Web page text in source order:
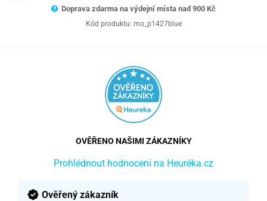
Doprava zdarma na výdejní místa nad 900 Kč
Kód produktu: mo_p1427blue
OVĚŘENO NAŠIMI ZÁKAZNÍKY
Prohlédnout hodnocení na Heuréka.cz
Ověřený zákazník